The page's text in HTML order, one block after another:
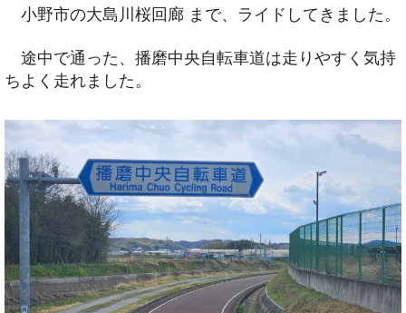
小野市の大島川桜回廊 まで、ライドしてきました。
途中で通った、播磨中央自転車道は走りやすく気持
ちよく走れました。